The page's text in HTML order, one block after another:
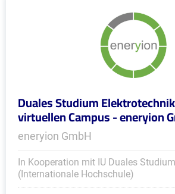
Duales Studium
virtuellen Campus - eneryion
eneryion GmbH
In Kooperation mit IU Duales Studium
(Internationale Hochschule)